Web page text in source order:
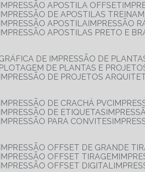
IMPRESSÃO APOSTILA OFFSET
IMPRESSÃO DE APOSTILAS
IMPRESSÃO APOSTILA IMPRESSÃO
IMPRESSÃO APOSTILAS PRETO E
GRÁFICA DE IMPRESSÃO DE
PLOTAGEM DE PLANTAS E
IMPRESSÃO DE PROJETOS
IMPRESSÃO DE CRACHÁ PVC
IMPRESSÃO DE ETIQUETAS
IMPRESSÃO PARA CONVITES
IMPRESSÃO OFFSET DE GRANDE
IMPRESSÃO OFFSET TIRAGEM
IMPRESSÃO OFFSET DIGITAL